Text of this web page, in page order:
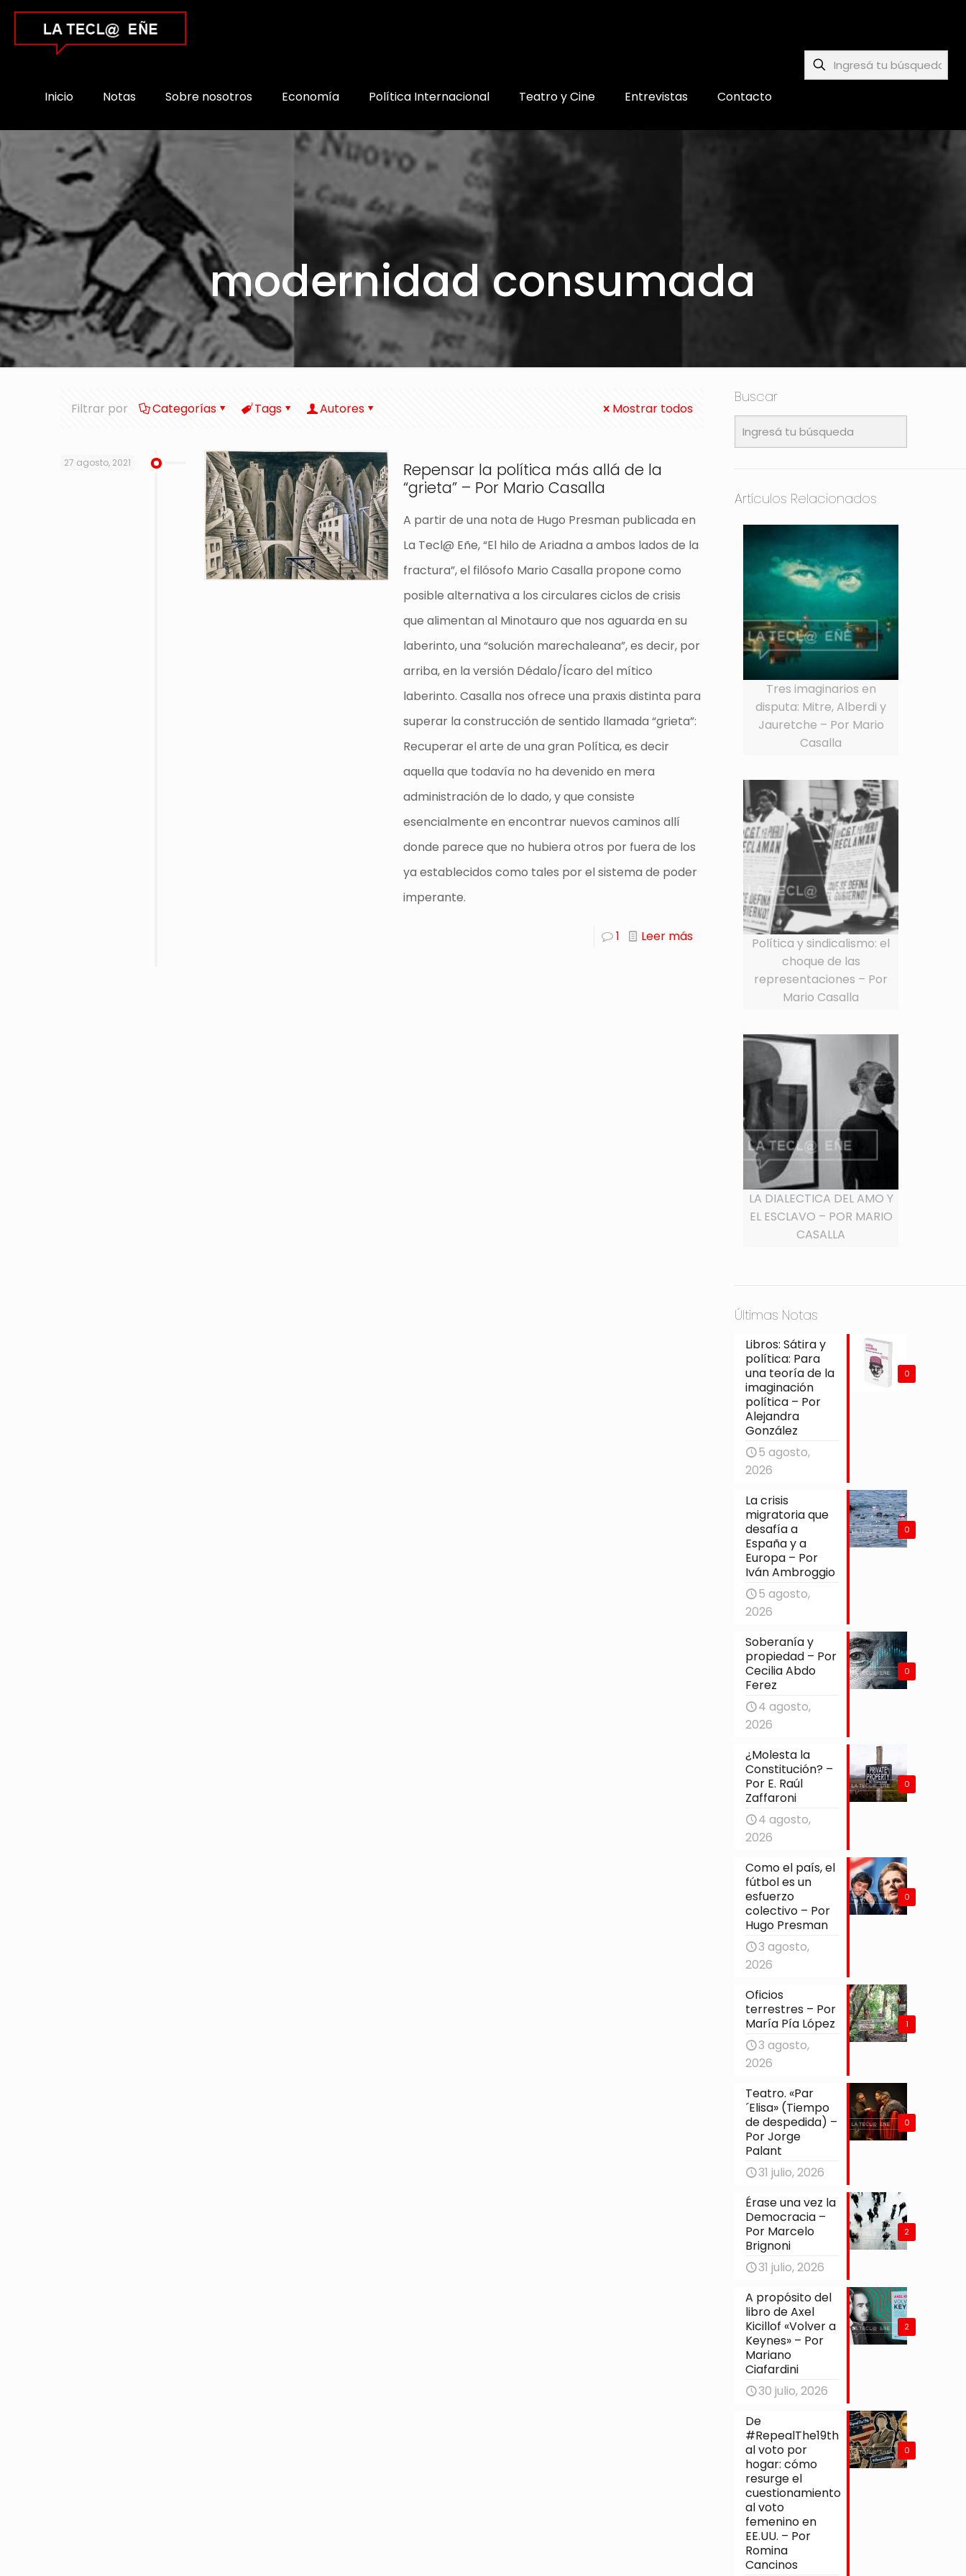
Inicio Notas Sobre nosotros Economía Política Internacional Teatro y Cine Entrevistas Contacto
modernidad consumada
Filtrar por Categorías Tags Autores Mostrar todos
27 agosto, 2021
Repensar la política más allá de la
“grieta” – Por Mario Casalla
A partir de una nota de Hugo Presman publicada en
La Tecl@ Eñe, “El hilo de Ariadna a ambos lados de la
fractura”, el filósofo Mario Casalla propone como
posible alternativa a los circulares ciclos de crisis
que alimentan al Minotauro que nos aguarda en su
laberinto, una “solución marechaleana”, es decir, por
arriba, en la versión Dédalo/Ícaro del mítico
laberinto. Casalla nos ofrece una praxis distinta para
superar la construcción de sentido llamada “grieta”:
Recuperar el arte de una gran Política, es decir
aquella que todavía no ha devenido en mera
administración de lo dado, y que consiste
esencialmente en encontrar nuevos caminos allí
donde parece que no hubiera otros por fuera de los
ya establecidos como tales por el sistema de poder
imperante.
1 Leer más
Buscar
Artículos Relacionados
Tres imaginarios en
disputa: Mitre, Alberdi y
Jauretche – Por Mario
Casalla
Política y sindicalismo: el
choque de las
representaciones – Por
Mario Casalla
LA DIALECTICA DEL AMO Y
EL ESCLAVO – POR MARIO
CASALLA
Últimas Notas
0
Libros: Sátira y
política: Para
una teoría de la
imaginación
política – Por
Alejandra
González
5 agosto,
2026
0
La crisis
migratoria que
desafía a
España y a
Europa – Por
Iván Ambroggio
5 agosto,
2026
0
Soberanía y
propiedad – Por
Cecilia Abdo
Ferez
4 agosto,
2026
0
¿Molesta la
Constitución? –
Por E. Raúl
Zaffaroni
4 agosto,
2026
0
Como el país, el
fútbol es un
esfuerzo
colectivo – Por
Hugo Presman
3 agosto,
2026
1
Oficios
terrestres – Por
María Pía López
3 agosto,
2026
0
Teatro. «Par
´Elisa» (Tiempo
de despedida) –
Por Jorge
Palant
31 julio, 2026
2
Érase una vez la
Democracia –
Por Marcelo
Brignoni
31 julio, 2026
2
A propósito del
libro de Axel
Kicillof «Volver a
Keynes» – Por
Mariano
Ciafardini
30 julio, 2026
0
De
#RepealThe19th
al voto por
hogar: cómo
resurge el
cuestionamiento
al voto
femenino en
EE.UU. – Por
Romina
Cancinos